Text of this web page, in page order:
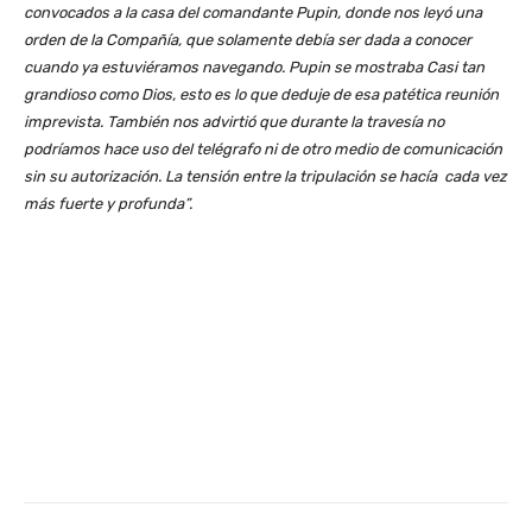
convocados a la casa del comandante Pupin, donde nos leyó una
orden de la Compañía, que solamente debía ser dada a conocer
cuando ya estuviéramos navegando. Pupin se mostraba Casi tan
grandioso como Dios, esto es lo que deduje de esa patética reunión
imprevista. También nos advirtió que durante la travesía no
podríamos hace uso del telégrafo ni de otro medio de comunicación
sin su autorización. La tensión entre la tripulación se hacía cada vez
más fuerte y profunda”.